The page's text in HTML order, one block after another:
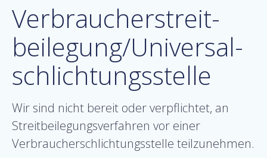
Verbraucher­streit­
beilegung/Universal­
schlichtungs­stelle
Wir sind nicht bereit oder verpflichtet, an
Streitbeilegungsverfahren vor einer
Verbraucherschlichtungsstelle teilzunehmen.